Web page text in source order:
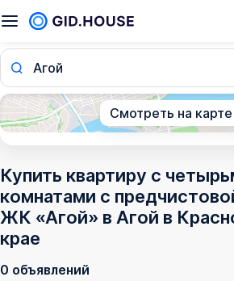
Агой
Смотреть на карте
Купить квартиру с
комнатами с
ЖК «Агой» в Агой в
крае
0 объявлений